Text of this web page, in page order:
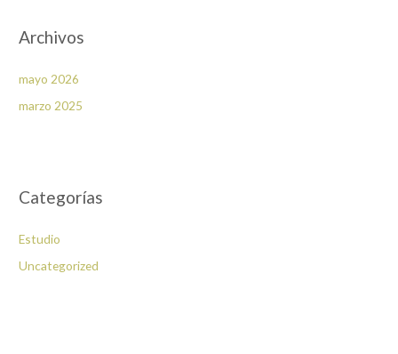
Archivos
mayo 2026
marzo 2025
Categorías
Estudio
Uncategorized